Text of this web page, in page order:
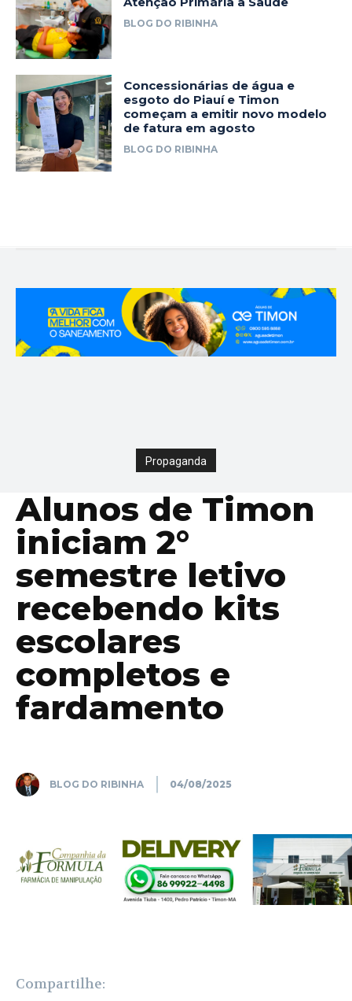
BLOG DO RIBINHA
Concessionárias de água e
esgoto do Piauí e Timon
começam a emitir novo modelo
de fatura em agosto
BLOG DO RIBINHA